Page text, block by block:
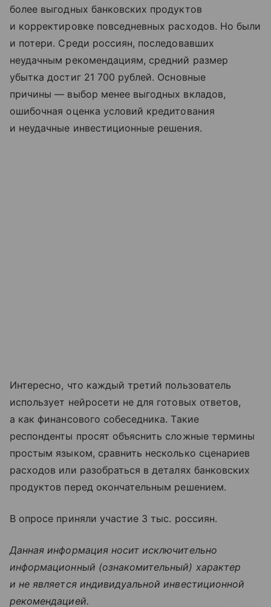
более выгодных банковских продуктов
и корректировке повседневных расходов. Но были
и потери. Среди россиян, последовавших
неудачным рекомендациям, средний размер
убытка достиг 21 700 рублей. Основные
причины — выбор менее выгодных вкладов,
ошибочная оценка условий кредитования
и неудачные инвестиционные решения.
Интересно, что каждый третий пользователь
использует нейросети не для готовых ответов,
а как финансового собеседника. Такие
респонденты просят объяснить сложные термины
простым языком, сравнить несколько сценариев
расходов или разобраться в деталях банковских
продуктов перед окончательным решением.
В опросе приняли участие 3 тыс. россиян.
Данная информация носит исключительно
информационный (ознакомительный) характер
и не является индивидуальной инвестиционной
рекомендацией.